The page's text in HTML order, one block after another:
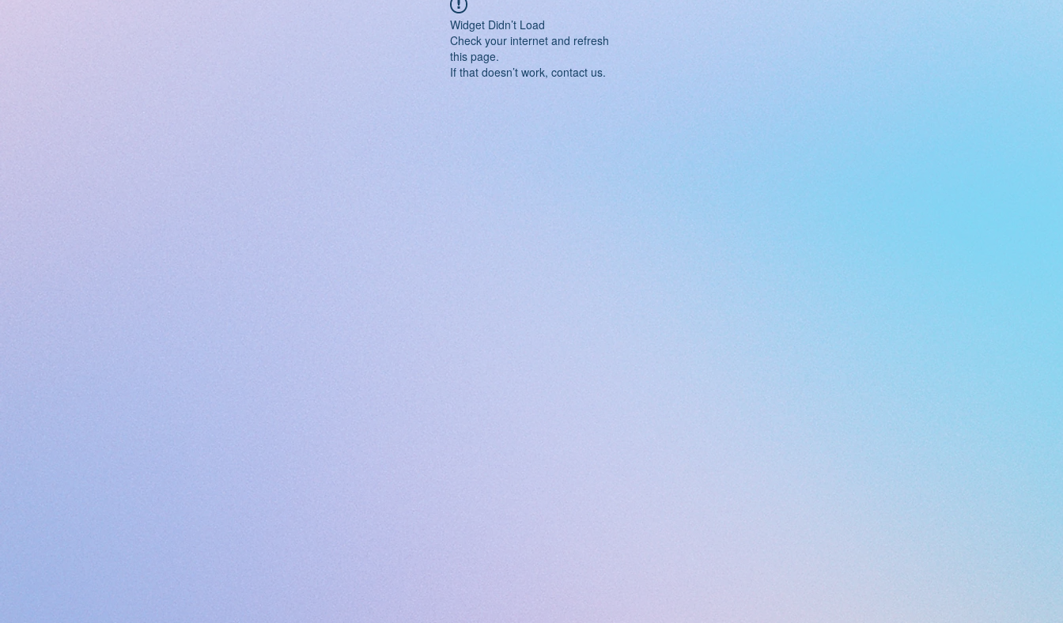
Widget Didn’t Load
Check your internet and refresh
this page.
If that doesn’t work, contact us.